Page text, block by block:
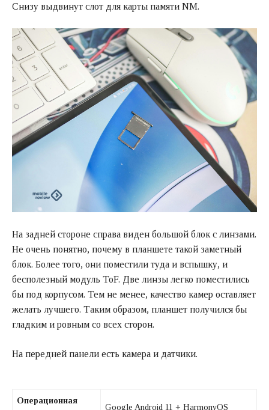
Снизу выдвинут слот для карты памяти NM.
На задней стороне справа виден большой блок с линзами.
Не очень понятно, почему в планшете такой заметный
блок. Более того, они поместили туда и вспышку, и
бесполезный модуль ToF. Две линзы легко поместились
бы под корпусом. Тем не менее, качество камер оставляет
желать лучшего. Таким образом, планшет получился бы
гладким и ровным со всех сторон.
На передней панели есть камера и датчики.
Операционная
Google Android 11 + HarmonyOS